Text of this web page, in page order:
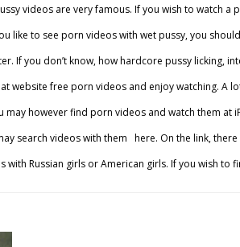
videos are very famous. If you wish to
like to see porn videos with wet pussy, you
If you don’t know, how hardcore pussy
website free porn videos and enjoy
however find porn videos and watch them
search videos with them here. On the link,
Russian girls or American girls. If you wish